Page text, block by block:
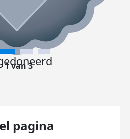
1 van 3
pagina